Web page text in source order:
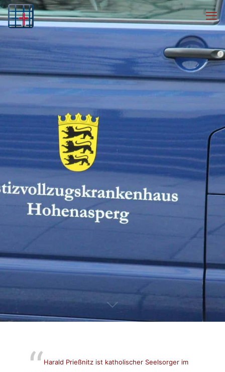
Harald Prießnitz ist katholischer Seelsorger im